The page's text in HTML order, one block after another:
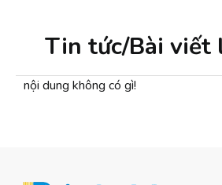
Tin tức/Bài viết
nội dung không có gì!